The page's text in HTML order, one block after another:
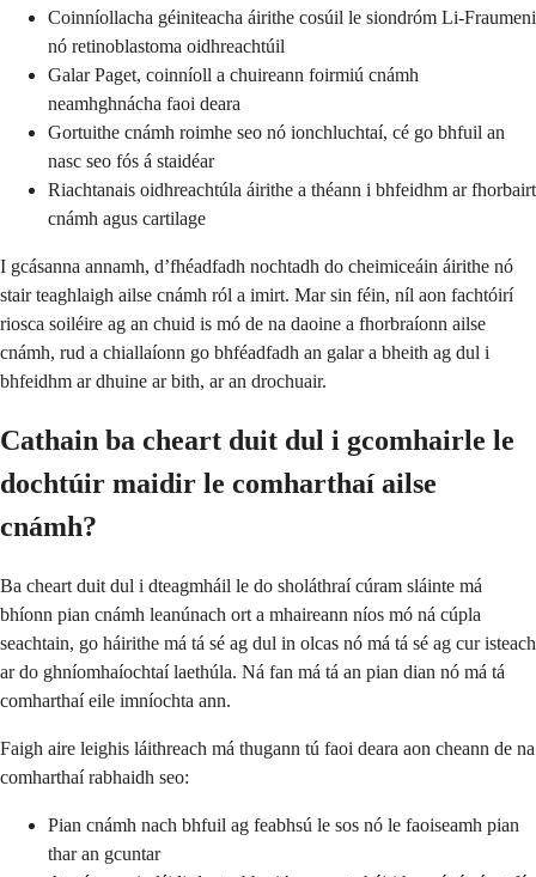
Coinníollacha géiniteacha áirithe cosúil le siondróm Li-Fraumeni
nó retinoblastoma oidhreachtúil
Galar Paget, coinníoll a chuireann foirmiú cnámh
neamhghnácha faoi deara
Gortuithe cnámh roimhe seo nó ionchluchtaí, cé go bhfuil an
nasc seo fós á staidéar
Riachtanais oidhreachtúla áirithe a théann i bhfeidhm ar fhorbairt
cnámh agus cartilage
I gcásanna annamh, d’fhéadfadh nochtadh do cheimiceáin áirithe nó
stair teaghlaigh ailse cnámh ról a imirt. Mar sin féin, níl aon fachtóirí
riosca soiléire ag an chuid is mó de na daoine a fhorbraíonn ailse
cnámh, rud a chiallaíonn go bhféadfadh an galar a bheith ag dul i
bhfeidhm ar dhuine ar bith, ar an drochuair.
Cathain ba cheart duit dul i gcomhairle le
dochtúir maidir le comharthaí ailse
cnámh?
Ba cheart duit dul i dteagmháil le do sholáthraí cúram sláinte má
bhíonn pian cnámh leanúnach ort a mhaireann níos mó ná cúpla
seachtain, go háirithe má tá sé ag dul in olcas nó má tá sé ag cur isteach
ar do ghníomhaíochtaí laethúla. Ná fan má tá an pian dian nó má tá
comharthaí eile imníochta ann.
Faigh aire leighis láithreach má thugann tú faoi deara aon cheann de na
comharthaí rabhaidh seo:
Pian cnámh nach bhfuil ag feabhsú le sos nó le faoiseamh pian
thar an gcuntar